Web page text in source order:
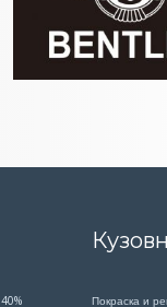
Покраска и